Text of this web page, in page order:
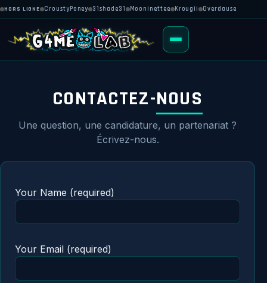
HORS LIGNE CroustyPoney 31shade31 Mooninettee Krougii Overdause
CONTACTEZ-NOUS
Une question, une candidature, un partenariat ?
Écrivez-nous.
Your Name (required)
Your Email (required)